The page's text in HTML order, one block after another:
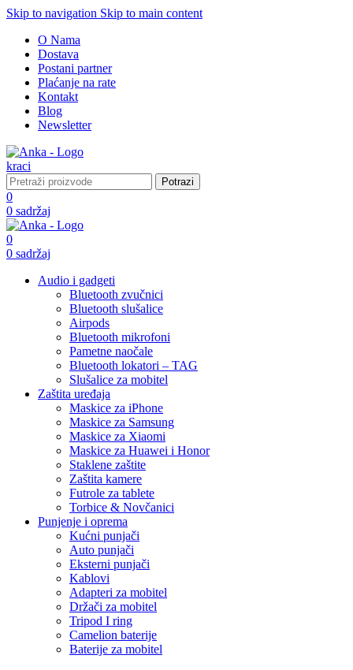
Skip to navigation Skip to main content
O Nama
Dostava
Postani partner
Plaćanje na rate
Kontakt
Blog
Newsletter
Potrazi
0
0 sadržaj
0
0 sadržaj
Audio i gadgeti
Bluetooth zvučnici
Bluetooth slušalice
Airpods
Bluetooth mikrofoni
Pametne naočale
Bluetooth lokatori – TAG
Slušalice za mobitel
Zaštita uređaja
Maskice za iPhone
Maskice za Samsung
Maskice za Xiaomi
Maskice za Huawei i Honor
Staklene zaštite
Zaštita kamere
Futrole za tablete
Torbice & Novčanici
Punjenje i oprema
Kućni punjači
Auto punjači
Eksterni punjači
Kablovi
Adapteri za mobitel
Držači za mobitel
Tripod I ring
Camelion baterije
Baterije za mobitel